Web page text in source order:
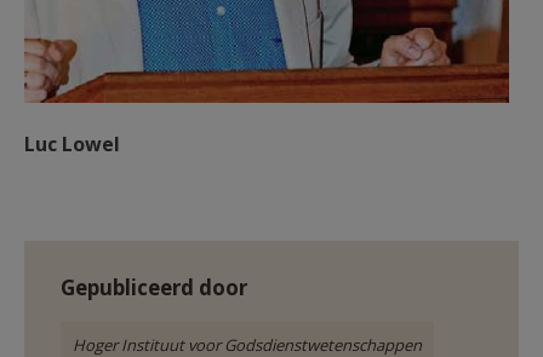
Luc Lowel
Gepubliceerd door
Hoger Instituut voor Godsdienstwetenschappen